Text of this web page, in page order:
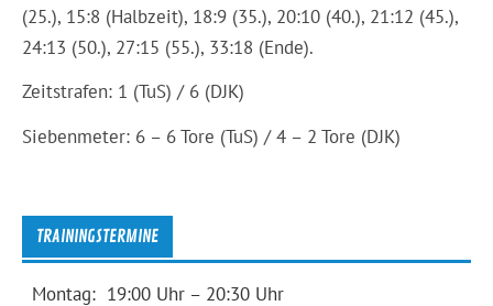
(25.), 15:8 (Halbzeit), 18:9 (35.), 20:10 (40.), 21:12 (45.),
24:13 (50.), 27:15 (55.), 33:18 (Ende).
Zeitstrafen: 1 (TuS) / 6 (DJK)
Siebenmeter: 6 – 6 Tore (TuS) / 4 – 2 Tore (DJK)
TRAININGSTERMINE
Montag: 19:00 Uhr – 20:30 Uhr